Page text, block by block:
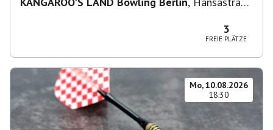
3
FREIE PLÄTZE
Mo, 10.08.2026
18:30